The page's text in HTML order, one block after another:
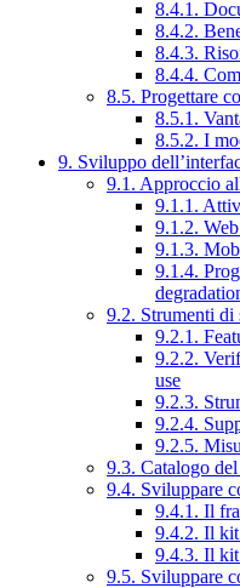
8.4.1.
8.4.2.
8.4.3.
8.4.4.
8.5. Progettare
8.5.1.
8.5.2. I
9. Sviluppo
9.1. Approccio
9.1.1.
9.1.2.
9.1.3.
9.1.4.
9.2. Strumenti di
9.2.1.
9.2.2.
use
9.2.3.
9.2.4.
9.2.5.
9.3. Catalogo
9.4. Sviluppare
9.4.1. Il
9.4.2. Il
9.4.3. Il
9.5. Sviluppare